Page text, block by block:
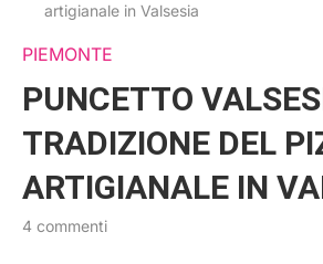
artigianale in Valsesia
PIEMONTE
PUNCETTO
TRADIZIONE DEL
ARTIGIANALE IN
4 commenti